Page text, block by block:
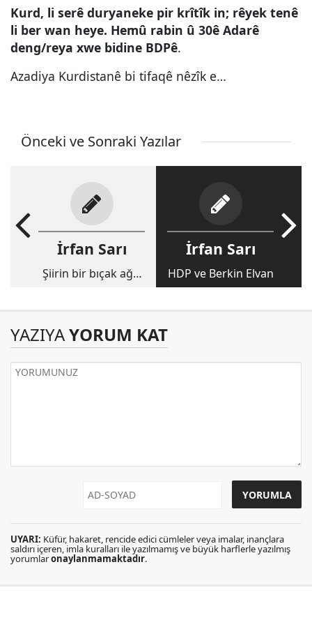
Kurd, li serê duryaneke pir krîtîk in; rêyek tenê
li ber wan heye. Hemû rabin û 30ê Adarê
deng/reya xwe bidine BDPê.
Azadiya Kurdistanê bi tifaqê nêzîk e…
Önceki ve Sonraki Yazılar
İrfan Sarı
Şiirin bir bıçak ağzı
İrfan Sarı
HDP ve Berkin Elvan
YAZIYAYORUM KAT
UYARI: Küfür, hakaret, rencide edici cümleler veya imalar, inançlara
saldırı içeren, imla kuralları ile yazılmamış ve büyük harflerle yazılmış
yorumlaronaylanmamaktadır.